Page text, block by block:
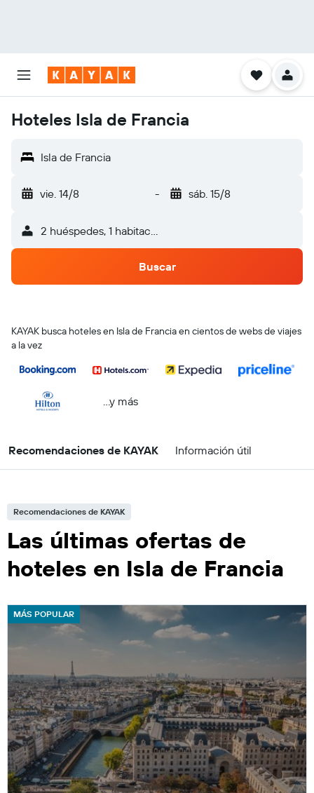
Hoteles Isla de Francia
Isla de Francia
vie. 14/8 - sáb. 15/8
2 huéspedes, 1 habitación
Buscar
KAYAK busca hoteles en Isla de Francia en cientos de webs de viajes
a la vez
...y más
Recomendaciones de KAYAK Información útil
Recomendaciones de KAYAK
Las últimas ofertas de
hoteles en Isla de Francia
MÁS POPULAR